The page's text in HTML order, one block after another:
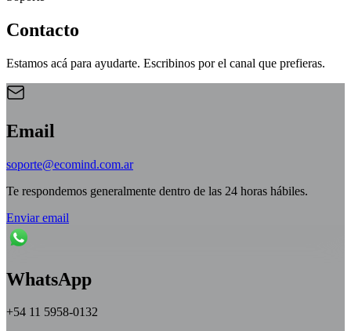
Contacto
Estamos acá para ayudarte. Escribinos por el canal que prefieras.
Email
soporte@ecomind.com.ar
Te respondemos generalmente dentro de las 24 horas hábiles.
Enviar email
WhatsApp
+54 11 5958-0132